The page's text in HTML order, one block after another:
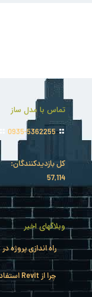
تماس با مدل ساز
0935-5362255
کل بازدیدکنند‌گان:
57,114
وبلاگهای اخیر
راه اندازی پروژه در Revit
چرا از Revit استفاده می شود؟